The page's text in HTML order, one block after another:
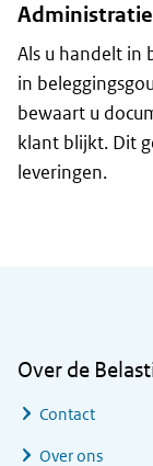
Als u handelt in
in
bewaart u
klant blijkt. Dit
leveringen.
Over de
Contact
Over ons